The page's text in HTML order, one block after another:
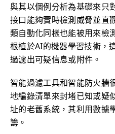
與其以個例分析為基礎來只
接口能夠實時檢測威脅並直
類自動化同樣也能被用來檢
根植於AI的機器學習技術，
過濾出可疑信息或附件。
智能過濾工具和智能防火牆
地編錄清單來封堵已知或疑
址的老舊系統，其利用數據
籌。